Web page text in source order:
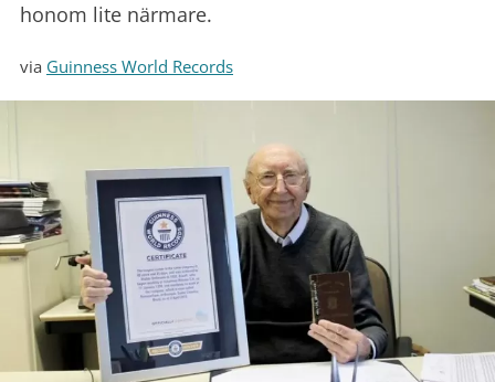
honom lite närmare.
via Guinness World Records